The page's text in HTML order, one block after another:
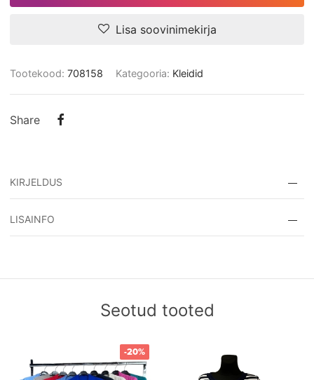
Lisa soovinimekirja
Tootekood: 708158 Kategooria: Kleidid
Share
KIRJELDUS
3910260708158
Koostis: polüester 100%
LISAINFO
Seotud tooted
-20%